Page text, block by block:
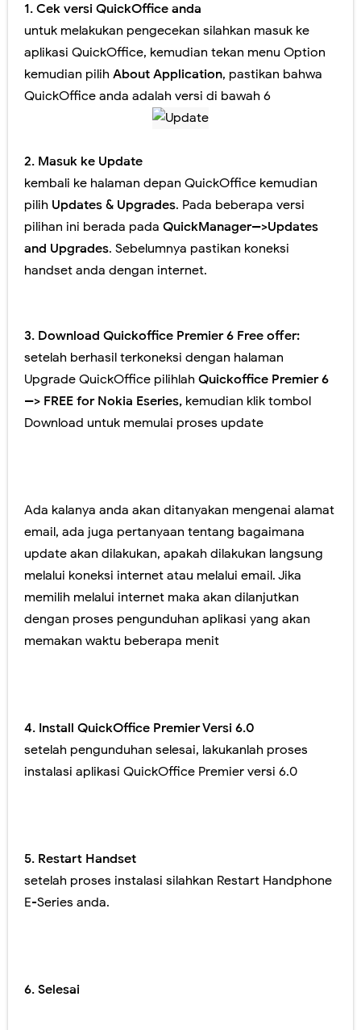
1. Cek versi QuickOffice anda
untuk melakukan pengecekan silahkan masuk ke
aplikasi QuickOffice, kemudian tekan menu Option
kemudian pilih About Application, pastikan bahwa
QuickOffice anda adalah versi di bawah 6
2. Masuk ke Update
kembali ke halaman depan QuickOffice kemudian
pilih Updates & Upgrades. Pada beberapa versi
pilihan ini berada pada QuickManager-->Updates
and Upgrades. Sebelumnya pastikan koneksi
handset anda dengan internet.
3. Download Quickoffice Premier 6 Free offer:
setelah berhasil terkoneksi dengan halaman
Upgrade QuickOffice pilihlah Quickoffice Premier 6
--> FREE for Nokia Eseries, kemudian klik tombol
Download untuk memulai proses update
Ada kalanya anda akan ditanyakan mengenai alamat
email, ada juga pertanyaan tentang bagaimana
update akan dilakukan, apakah dilakukan langsung
melalui koneksi internet atau melalui email. Jika
memilih melalui internet maka akan dilanjutkan
dengan proses pengunduhan aplikasi yang akan
memakan waktu beberapa menit
4. Install QuickOffice Premier Versi 6.0
setelah pengunduhan selesai, lakukanlah proses
instalasi aplikasi QuickOffice Premier versi 6.0
5. Restart Handset
setelah proses instalasi silahkan Restart Handphone
E-Series anda.
6. Selesai